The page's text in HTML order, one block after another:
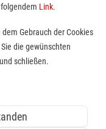
Jahr
und
Malteser
bei dem Malteser
Link.
Gebrauch der Cookies
die gewünschten
schließen.